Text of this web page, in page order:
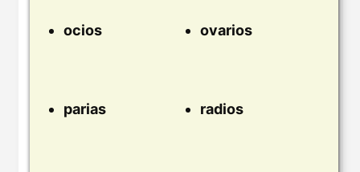
ocios ovarios
parias radios